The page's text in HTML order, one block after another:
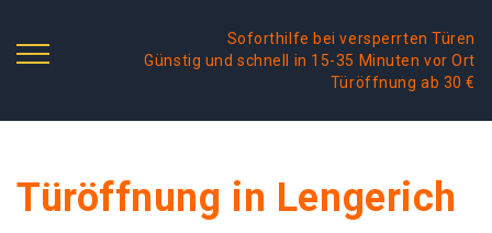
Soforthilfe bei versperrten Türen
Günstig und schnell in 15-35 Minuten vor Ort
Türöffnung ab 30 €
Türöffnung in Lengerich